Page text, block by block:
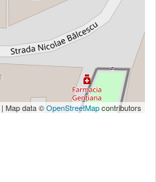
| Map data ©OpenStreetMapcontributors